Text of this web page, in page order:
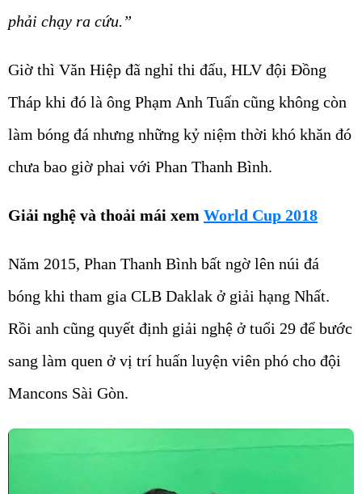
phải chạy ra cứu.”
Giờ thì Văn Hiệp đã nghỉ thi đấu, HLV đội Đồng
Tháp khi đó là ông Phạm Anh Tuấn cũng không còn
làm bóng đá nhưng những kỷ niệm thời khó khăn đó
chưa bao giờ phai với Phan Thanh Bình.
Giải nghệ và thoải mái xem World Cup 2018
Năm 2015, Phan Thanh Bình bất ngờ lên núi đá
bóng khi tham gia CLB Daklak ở giải hạng Nhất.
Rồi anh cũng quyết định giải nghệ ở tuổi 29 để bước
sang làm quen ở vị trí huấn luyện viên phó cho đội
Mancons Sài Gòn.